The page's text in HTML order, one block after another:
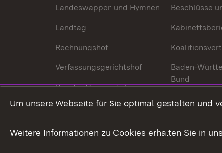
Landeswappen und Hymnen
Landtag
Rechnungshof
Verfassungsgerichtshof
Von der Gemeinde bis zum
Ministerium
Wirtschaftsstandort
Beschlüsse
Baden-
Bund
In Europa
Um unsere Webseite für Sie optimal gestalten und
Weitere Informationen zu Cookies erhalten Sie in